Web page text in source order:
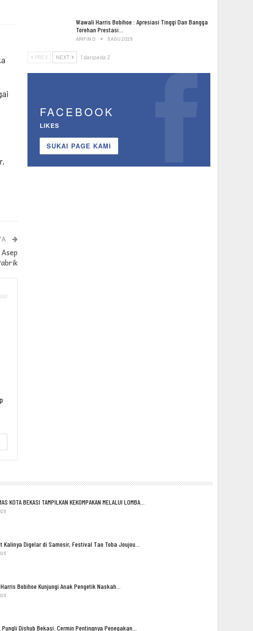
Wawali Harris Bobihoe : Apresiasi Tinggi Dan Bangga
Torehan Prestasi…
ARIFIN D 6 AGU 2026
PREV NEXT 1 daripada 2
FACEBOOK
LIKES
SUKAI PAGE KAMI
KOTA BEKASI TAMPILKAN KEKOMPAKAN MELALUI LOMBA…
Kalinya Digelar di Samosir, Festival Tao Toba Joujou…
Bobihoe Kunjungi Anak Pengetik Naskah…
Dishub Bekasi. Cermin Pentingnya Penegakan…